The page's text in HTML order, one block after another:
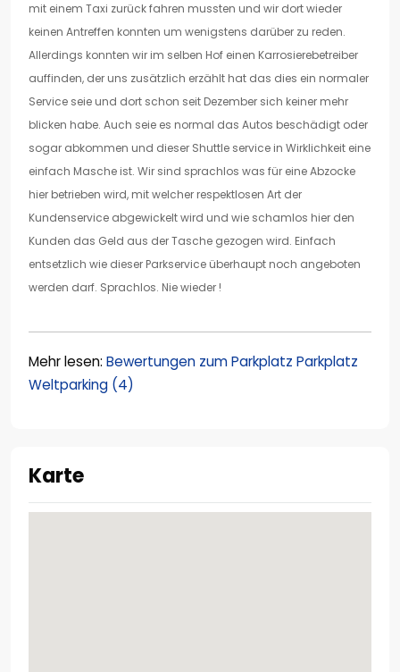
mit einem Taxi zurück fahren mussten und wir dort wieder
keinen Antreffen konnten um wenigstens darüber zu reden.
Allerdings konnten wir im selben Hof einen Karrosierebetreiber
auffinden, der uns zusätzlich erzählt hat das dies ein normaler
Service seie und dort schon seit Dezember sich keiner mehr
blicken habe. Auch seie es normal das Autos beschädigt oder
sogar abkommen und dieser Shuttle service in Wirklichkeit eine
einfach Masche ist. Wir sind sprachlos was für eine Abzocke
hier betrieben wird, mit welcher respektlosen Art der
Kundenservice abgewickelt wird und wie schamlos hier den
Kunden das Geld aus der Tasche gezogen wird. Einfach
entsetzlich wie dieser Parkservice überhaupt noch angeboten
werden darf. Sprachlos. Nie wieder !
Mehr lesen: Bewertungen zum Parkplatz Parkplatz
Weltparking (4)
Karte